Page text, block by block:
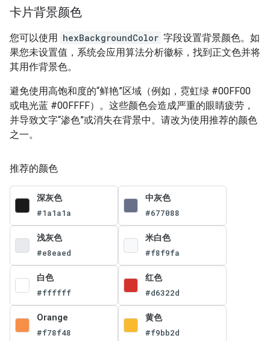
卡片背景颜色
您可以使用 hexBackgroundColor 字段设置背景颜色。如
果您未设置值，系统会应用算法分析徽标，找到正文色并将
其用作背景色。
避免使用高饱和度的“鲜艳”区域（例如，霓虹绿 #00FF00
或电光蓝 #00FFFF）。这些颜色会造成严重的眼睛疲劳，
并导致文字“渗色”或消失在背景中。请改为使用推荐的颜色
之一。
推荐的颜色
深灰色
#1a1a1a
中灰色
#677088
浅灰色
#e8eaed
米白色
#f8f9fa
白色
#ffffff
红色
#d6322d
Orange
#f78f48
黄色
#f9bb2d